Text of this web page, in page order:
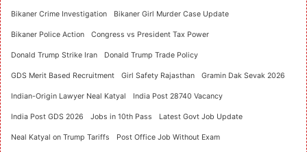
Bikaner Crime Investigation Bikaner Girl Murder Case Update
Bikaner Police Action Congress vs President Tax Power
Donald Trump Strike Iran Donald Trump Trade Policy
GDS Merit Based Recruitment Girl Safety Rajasthan Gramin Dak Sevak 2026
Indian-Origin Lawyer Neal Katyal India Post 28740 Vacancy
India Post GDS 2026 Jobs in 10th Pass Latest Govt Job Update
Neal Katyal on Trump Tariffs Post Office Job Without Exam